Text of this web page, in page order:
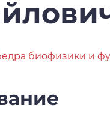
биофизики и